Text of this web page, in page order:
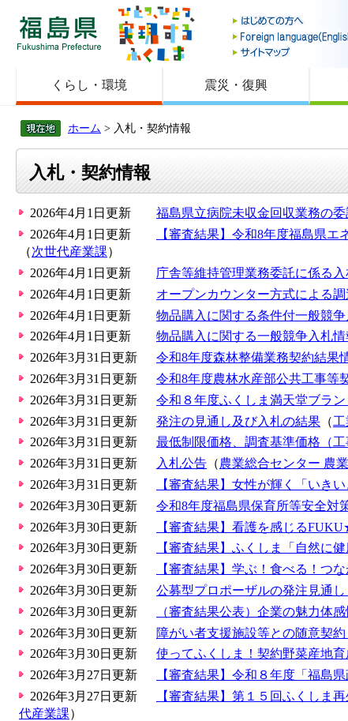
福島県
くらし・環境 震災・復興
ホーム > 入札・契約情報
入札・契約情報
2026年4月1日更新 福島県立病院未収金回収業務の委
2026年4月1日更新
【審査結果】令和8年度福島県
（次世代産業課）
2026年4月1日更新
庁舎等維持管理業務委託に係る
2026年4月1日更新
オープンカウンター方式による
2026年4月1日更新
物品購入に関する条件付一般競争
2026年4月1日更新
物品購入に関する一般競争入札情
2026年3月31日更新
令和8年度森林整備業務契約結果
2026年3月31日更新
令和8年度農林水産部公共工事等
2026年3月31日更新
令和８年度ふくしま満天堂ブラ
2026年3月31日更新
発注の見通し及び入札の結果 （
2026年3月31日更新
最低制限価格、調査基準価格（工
2026年3月31日更新
入札公告 （農業総合センター 農
2026年3月31日更新
【審査結果】女性が輝く「いき
2026年3月30日更新
令和8年度福島県保育所等安全対
2026年3月30日更新
【審査結果】看護を感じる
2026年3月30日更新
【審査結果】ふくしま「自然に
2026年3月30日更新
【審査結果】学ぶ！食べる！つ
2026年3月30日更新
公募型プロポーザルの発注見通
2026年3月30日更新
（審査結果公表）企業の魅力体
2026年3月30日更新
障がい者支援施設等との随意契約
2026年3月30日更新
使ってふくしま！契約野菜産地
2026年3月27日更新
【審査結果】令和８年度「福島
2026年3月27日更新
【審査結果】第１５回ふくしま
代産業課）